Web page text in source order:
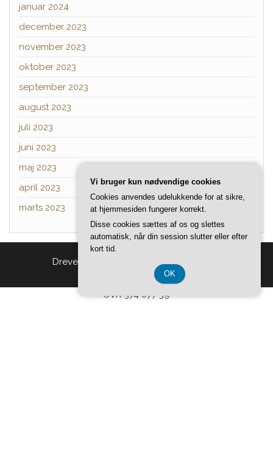
januar 2024
december 2023
november 2023
oktober 2023
september 2023
august 2023
juli 2023
juni 2023
maj 2023
april 2023
marts 2023
Drevet af Tema:Head Blog
CVR 374 077 39
Vi bruger kun nødvendige cookies
Cookies anvendes udelukkende for at sikre,
at hjemmesiden fungerer korrekt.
Disse cookies sættes af os og slettes
automatisk, når din session slutter eller efter
kort tid.
OK